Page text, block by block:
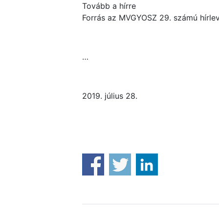
Tovább a hírre
Forrás az MVGYOSZ 29. számú
…
2019. július 28.